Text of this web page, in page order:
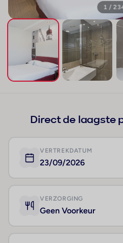
1 /
Direct de laagste
VERTREKDATUM
23/09/2026
VERZORGING
Geen Voorkeur